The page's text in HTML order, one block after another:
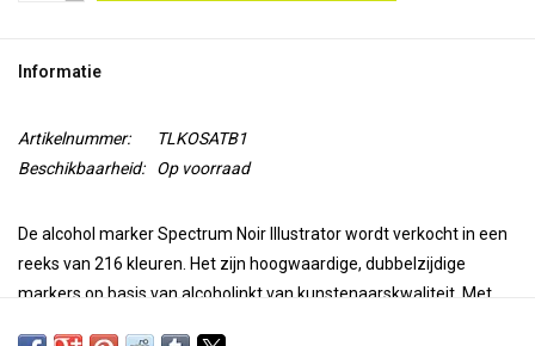
Informatie
Artikelnummer:
TLKOSATB1
Beschikbaarheid:
Op voorraad
De alcohol marker Spectrum Noir Illustrator wordt verkocht in een
reeks van 216 kleuren. Het zijn hoogwaardige, dubbelzijdige
markers op basis van alcoholinkt van kunstenaarskwaliteit. Met